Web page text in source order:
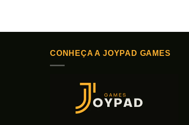
CONHEÇA A JOYPAD GAMES